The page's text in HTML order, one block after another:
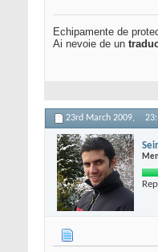
Echipamente de
Ai nevoie de un
23rd March 2009,